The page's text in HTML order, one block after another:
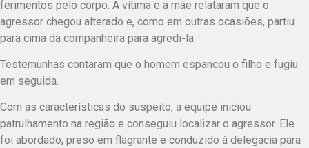
ferimentos pelo corpo. A vítima e a mãe relataram que o
agressor chegou alterado e, como em outras ocasiões, partiu
para cima da companheira para agredi-la.
Testemunhas contaram que o homem espancou o filho e fugiu
em seguida.
Com as características do suspeito, a equipe iniciou
patrulhamento na região e conseguiu localizar o agressor. Ele
foi abordado, preso em flagrante e conduzido à delegacia para